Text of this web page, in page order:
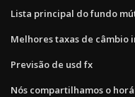
Lista principal do fundo
Melhores taxas de câmbio
Previsão de usd fx
Nós compartilhamos o